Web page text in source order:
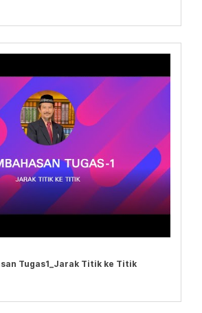
Tugas1_Jarak Titik ke Titik